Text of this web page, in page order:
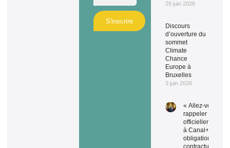
S'inscrire
29 juin 2026
Discours
d’ouverture du
sommet
Climate
Chance
Europe à
Bruxelles
3 juin 2026
« Allez-vous
rappeler
officiellement
à Canal+ ses
obligations